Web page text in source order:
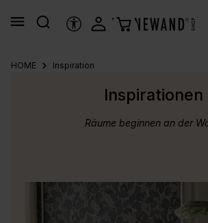
springen
HILFSTOOLS
HOME Inspiration
Inspirationen
Räume beginnen an der